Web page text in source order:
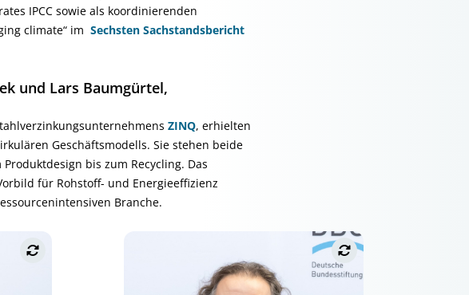
IPCC sowie als koordinierenden
climate“ im Sechsten Sachstandsbericht
und Lars Baumgürtel,
ZINQ, erhielten
Geschäftsmodells. Sie stehen beide
bis zum Recycling. Das
für Rohstoff- und Energieeffizienz
Branche.
Planet
„Es gilt im Korrosionsschutz eigentlich
immer die Regel: Mehr hilft mehr. Wir